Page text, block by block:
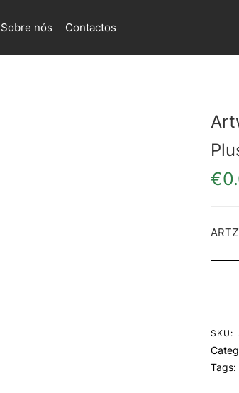
Sobre nós Contactos
€
SKU:
Tags: